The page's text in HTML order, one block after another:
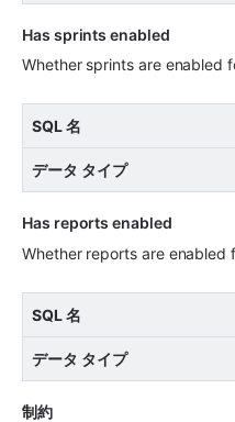
Has sprints enabled
Whether sprints are enabled
SQL 名
データ タイプ
Has reports enabled
Whether reports are enabled
SQL 名
データ タイプ
制約